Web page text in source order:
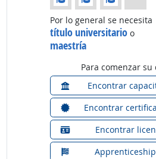
Por lo general se necesita
título universitario o
maestría
Para comenzar su
Encontrar
Encontrar
Encontrar